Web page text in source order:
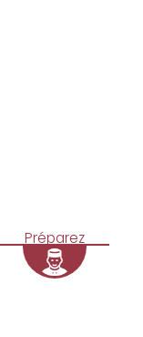
Préparez